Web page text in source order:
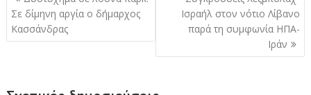
άρθρων
Σε δίμηνη αργία ο δήμαρχος
Κασσάνδρας
Ισραήλ στον νότιο Λίβανο
παρά τη συμφωνία ΗΠΑ-
Ιράν